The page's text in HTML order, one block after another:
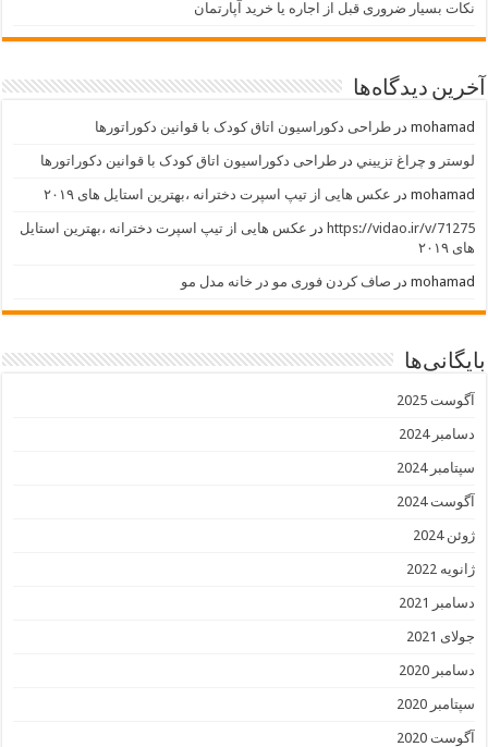
نکات بسیار ضروری قبل از اجاره یا خرید آپارتمان
آخرین دیدگاه‌ها
mohamad درطراحی دکوراسیون اتاق کودک با قوانین دکوراتورها
لوستر و چراغ تزييني درطراحی دکوراسیون اتاق کودک با قوانین دکوراتورها
mohamad در عکس هایی از تیپ اسپرت دخترانه ،بهترین استایل های ۲۰۱۹
https://vidao.ir/v/71275 در عکس هایی از تیپ اسپرت دخترانه ،بهترین استایل
های ۲۰۱۹
mohamad در صاف کردن فوری مو در خانه مدل مو
بایگانی‌ها
آگوست 2025
دسامبر 2024
سپتامبر 2024
آگوست 2024
ژوئن 2024
ژانویه 2022
دسامبر 2021
جولای 2021
دسامبر 2020
سپتامبر 2020
آگوست 2020